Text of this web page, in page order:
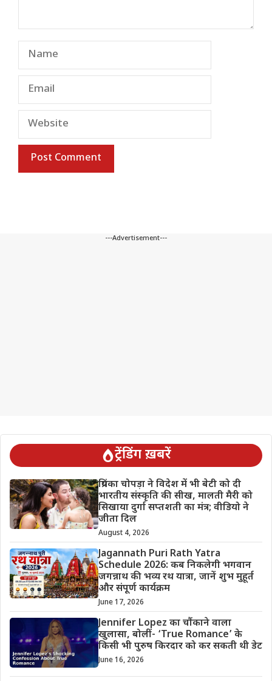
Name
Email
Website
---Advertisement---
ट्रेंडिंग ख़बरें
प्रियंका चोपड़ा ने विदेश में भी बेटी को दी
भारतीय संस्कृति की सीख, मालती मैरी को
सिखाया दुर्गा सप्तशती का मंत्र; वीडियो ने
जीता दिल
August 4, 2026
Jagannath Puri Rath Yatra
Schedule 2026: कब निकलेगी भगवान
जगन्नाथ की भव्य रथ यात्रा, जानें शुभ मुहूर्त
और संपूर्ण कार्यक्रम
June 17, 2026
Jennifer Lopez का चौंकाने वाला
खुलासा, बोलीं- ‘True Romance’ के
किसी भी पुरुष किरदार को कर सकती थी डेट
June 16, 2026